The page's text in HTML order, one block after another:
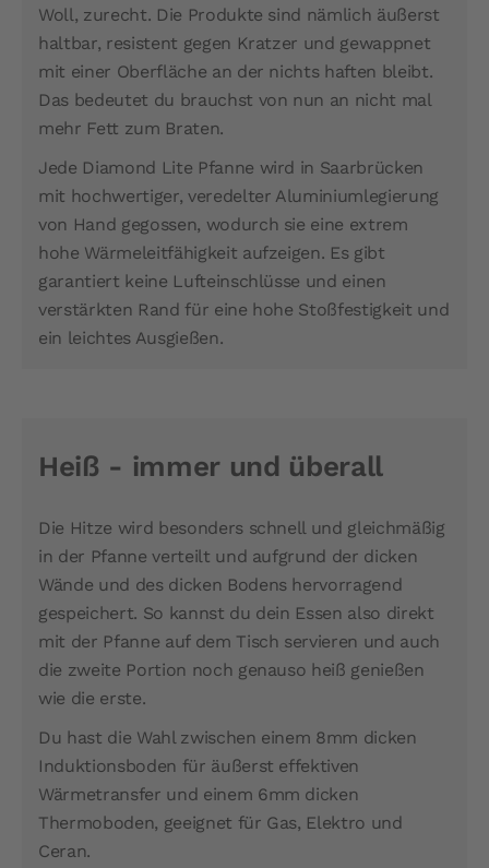
Woll, zurecht. Die Produkte sind nämlich äußerst
haltbar, resistent gegen Kratzer und gewappnet
mit einer Oberfläche an der nichts haften bleibt.
Das bedeutet du brauchst von nun an nicht mal
mehr Fett zum Braten.
Jede Diamond Lite Pfanne wird in Saarbrücken
mit hochwertiger, veredelter Aluminiumlegierung
von Hand gegossen, wodurch sie eine extrem
hohe Wärmeleitfähigkeit aufzeigen. Es gibt
garantiert keine Lufteinschlüsse und einen
verstärkten Rand für eine hohe Stoßfestigkeit und
ein leichtes Ausgießen.
Heiß - immer und überall
Die Hitze wird besonders schnell und gleichmäßig
in der Pfanne verteilt und aufgrund der dicken
Wände und des dicken Bodens hervorragend
gespeichert. So kannst du dein Essen also direkt
mit der Pfanne auf dem Tisch servieren und auch
die zweite Portion noch genauso heiß genießen
wie die erste.
Du hast die Wahl zwischen einem 8mm dicken
Induktionsboden für äußerst effektiven
Wärmetransfer und einem 6mm dicken
Thermoboden, geeignet für Gas, Elektro und
Ceran.